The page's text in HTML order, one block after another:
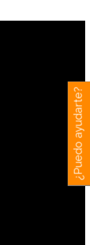
¿Puedo ayudarte?